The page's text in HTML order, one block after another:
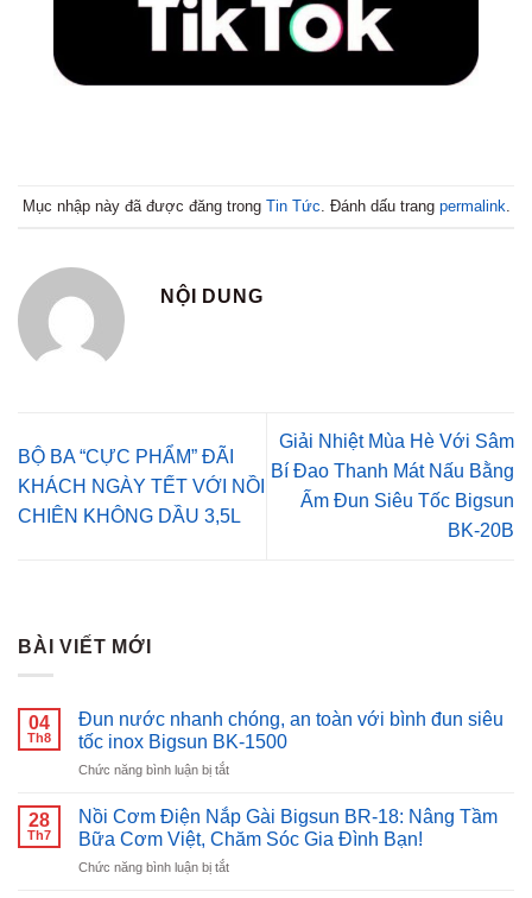
Mục nhập này đã được đăng trong Tin Tức . Đánh dấu trang permalink
NỘI DUNG
BỘ BA “CỰC PHẨM” ĐÃI
KHÁCH NGÀY TẾT VỚI NỒI
CHIÊN KHÔNG DẦU 3,5L
Giải Nhiệt Mùa Hè Với Sâm
Bí Đao Thanh Mát Nấu Bằng
Ấm Đun Siêu Tốc Bigsun
BK-20B
BÀI VIẾT MỚI
04
Th8
Đun nước nhanh chóng, an toàn với bình đun siêu
tốc inox Bigsun BK-1500
Chức năng bình luận bị tắtở
nước
nhanh
chóng,
an
28
Th7
Nồi Cơm Điện Nắp Gài Bigsun BR-18: Nâng Tầm
Bữa Cơm Việt, Chăm Sóc Gia Đình Bạn!
Chức năng bình luận bị tắtở